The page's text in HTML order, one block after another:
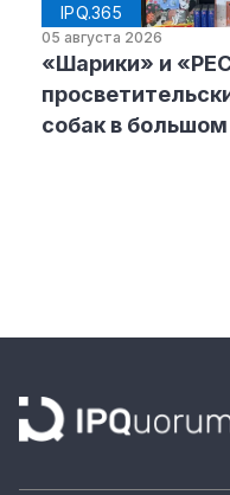
IPQ.365
05 августа 2026
«Шарики» и
собак в